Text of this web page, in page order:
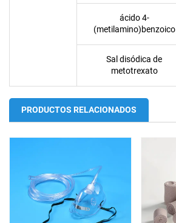
ácido 4-
(metilamino)benzoico
Sal disódica de
metotrexato
PRODUCTOS RELACIONADOS